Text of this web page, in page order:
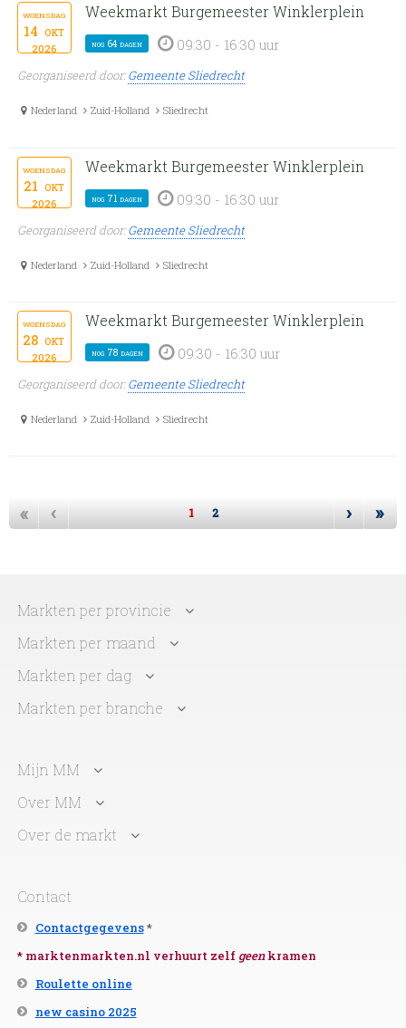
woensdag
14 okt
2026
Weekmarkt Burgemeester Winklerplein
nog 64 dagen 09:30 - 16:30 uur
Georganiseerd door:Gemeente Sliedrecht
Nederland Zuid-Holland Sliedrecht
woensdag
21 okt
2026
Weekmarkt Burgemeester Winklerplein
nog 71 dagen 09:30 - 16:30 uur
Georganiseerd door:Gemeente Sliedrecht
Nederland Zuid-Holland Sliedrecht
woensdag
28 okt
2026
Weekmarkt Burgemeester Winklerplein
nog 78 dagen 09:30 - 16:30 uur
Georganiseerd door:Gemeente Sliedrecht
Nederland Zuid-Holland Sliedrecht
« ‹ 1 2 › »
Markten per provincie
Markten per maand
Markten per dag
Markten per branche
Mijn MM
Over MM
Over de markt
Contact
Contactgegevens*
* marktenmarkten.nl verhuurt zelf geenkramen
Roulette online
new casino 2025